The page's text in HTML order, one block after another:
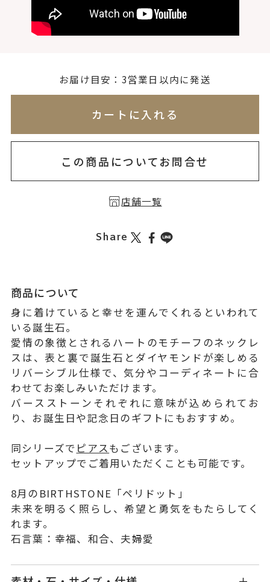
お届け目安：3営業日以内に発送
カートに入れる
この商品についてお問合せ
店舗一覧
Share
商品について
身に着けていると幸せを運んでくれるといわれて
いる誕生石。
愛情の象徴とされるハートのモチーフのネックレ
スは、表と裏で誕生石とダイヤモンドが楽しめる
リバーシブル仕様で、気分やコーディネートに合
わせてお楽しみいただけます。
バースストーンそれぞれに意味が込められてお
り、お誕生日や記念日のギフトにもおすすめ。
同シリーズで ピアスもございます。
セットアップでご着用いただくことも可能です。
8月のBIRTHSTONE「ペリドット」
未来を明るく照らし、希望と勇気をもたらしてく
れます。
石言葉：幸福、和合、夫婦愛